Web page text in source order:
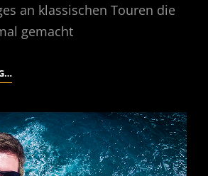
an klassischen Touren die
gemacht
ZUGSPITZE
JUBIGRAT
–
ALPSPITZE